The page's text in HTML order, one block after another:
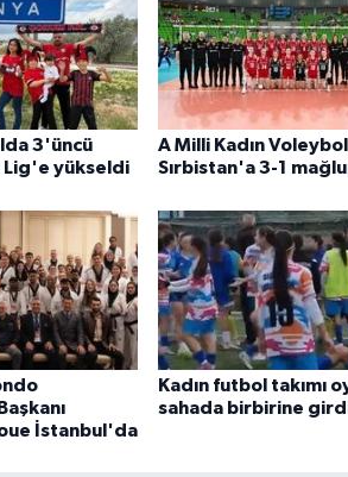
3'üncü
Lig'e yükseldi
A Milli Kadın Voleybol
Sırbistan'a 3-1
İstanbul'da
Kadın futbol takımı
sahada birbirine